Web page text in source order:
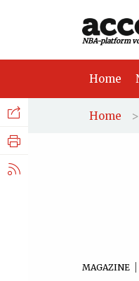
NBA-platform
Home
Home >
MAGAZINE
Facebook
Nieuws